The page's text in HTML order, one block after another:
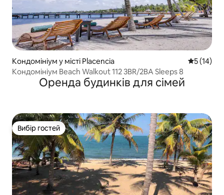
Кондомініум у місті Placencia Середня
5 (14)
Кондомініум Beach Walkout 112 3BR/2BA Sleeps 8
Оренда будинків для сімей
Вибір гостей
Вибір гостей